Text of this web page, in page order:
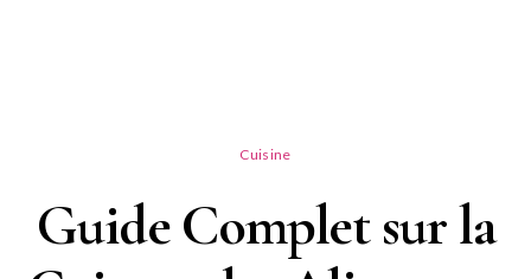
Cuisine
Guide Complet sur la